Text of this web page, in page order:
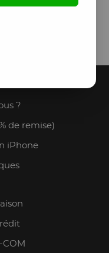
?
de remise)
iPhone
COM